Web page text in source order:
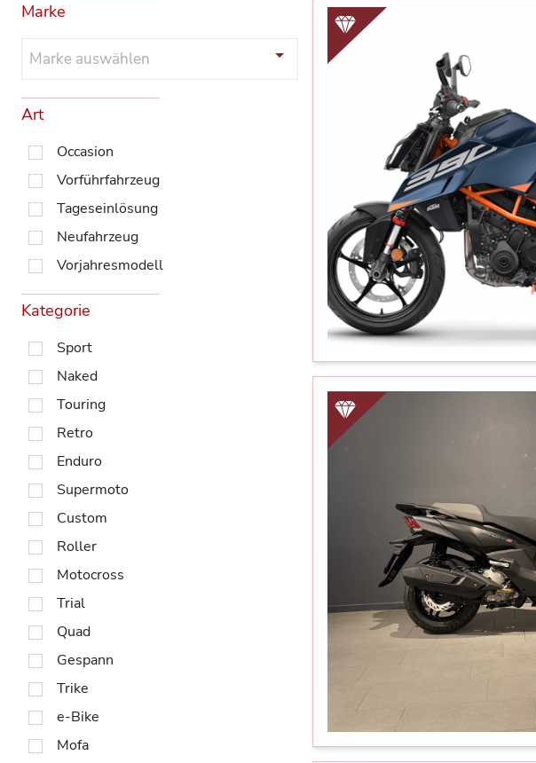
Marke
Marke auswählen
Art
Occasion
Vorführfahrzeug
Tageseinlösung
Neufahrzeug
Vorjahresmodell
Kategorie
Sport
Naked
Touring
Retro
Enduro
Supermoto
Custom
Roller
Motocross
Trial
Quad
Gespann
Trike
e-Bike
Mofa